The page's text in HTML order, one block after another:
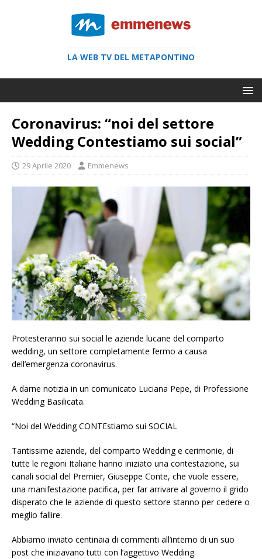
LA WEB TV DEL METAPONTINO
Coronavirus: “noi del settore
Wedding Contestiamo sui social”
29 Aprile 2020 Emmenews
Protesteranno sui social le aziende lucane del comparto
wedding, un settore completamente fermo a causa
dell’emergenza coronavirus.
A darne notizia in un comunicato Luciana Pepe, di Professione
Wedding Basilicata.
“Noi del Wedding CONTEstiamo sui SOCIAL
Tantissime aziende, del comparto Wedding e cerimonie, di
tutte le regioni Italiane hanno iniziato una contestazione, sui
canali social del Premier, Giuseppe Conte, che vuole essere,
una manifestazione pacifica, per far arrivare al governo il grido
disperato che le aziende di questo settore stanno per cedere o
meglio fallire.
Abbiamo inviato centinaia di commenti all’interno di un suo
post che iniziavano tutti con l’aggettivo Wedding.